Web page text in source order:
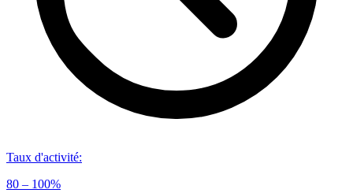
Taux d'activité:
80 – 100%